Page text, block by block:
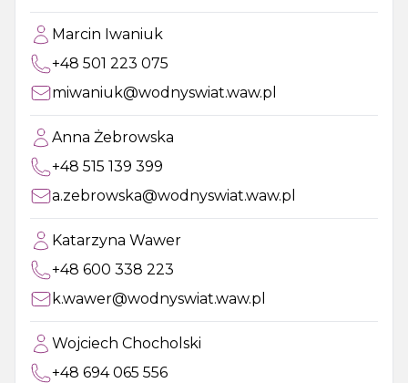
Marcin Iwaniuk
+48 501 223 075
miwaniuk@wodnyswiat.waw.pl
Anna Żebrowska
+48 515 139 399
a.zebrowska@wodnyswiat.waw.pl
Katarzyna Wawer
+48 600 338 223
k.wawer@wodnyswiat.waw.pl
Wojciech Chocholski
+48 694 065 556